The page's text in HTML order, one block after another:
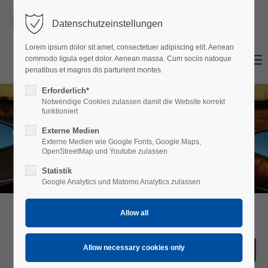
Login
Username
Password
Login
Register|Lost your password?
Support
Lorem ipsum dolor sit amet:
Menu
Shop Facebook
S1
Datenschutzeinstellungen
Lorem ipsum dolor sit amet, consectetuer adipiscing elit. Aenean
commodo ligula eget dolor. Aenean massa. Cum sociis natoque
penatibus et magnis dis parturient montes.
Erforderlich*
Notwendige Cookies zulassen damit die Website korrekt
funktioniert
Externe Medien
Externe Medien wie Google Fonts, Google Maps,
OpenStreetMap und Youtube zulassen
Statistik
Google Analytics und Matomo Analytics zulassen